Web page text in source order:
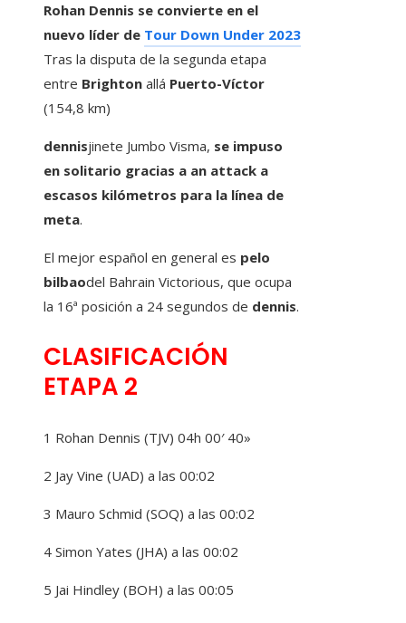
Rohan Dennis se convierte en el
nuevo líder de Tour Down Under 2023
Tras la disputa de la segunda etapa
entre Brighton allá Puerto-Víctor
(154,8 km)
dennisjinete Jumbo Visma, se impuso
en solitario gracias a an attack a
escasos kilómetros para la línea de
meta.
El mejor español en general es pelo
bilbaodel Bahrain Victorious, que ocupa
la 16ª posición a 24 segundos de dennis.
CLASIFICACIÓN
ETAPA 2
1 Rohan Dennis (TJV) 04h 00′ 40»
2 Jay Vine (UAD) a las 00:02
3 Mauro Schmid (SOQ) a las 00:02
4 Simon Yates (JHA) a las 00:02
5 Jai Hindley (BOH) a las 00:05